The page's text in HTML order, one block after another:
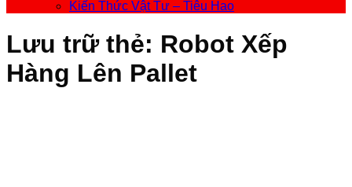
Kiến Thức Vật Tư – Tiêu Hao
Lưu trữ thẻ: Robot Xếp
Hàng Lên Pallet